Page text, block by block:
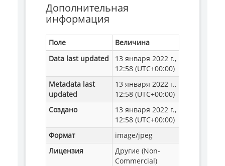
Дополнительная
информация
Поле
Величина
Data last updated
13 января 2022 г.,
12:58 (UTC+00:00)
Metadata last
updated
13 января 2022 г.,
12:58 (UTC+00:00)
Создано
13 января 2022 г.,
12:58 (UTC+00:00)
Формат
image/jpeg
Лицензия
Другие (Non-
Commercial)